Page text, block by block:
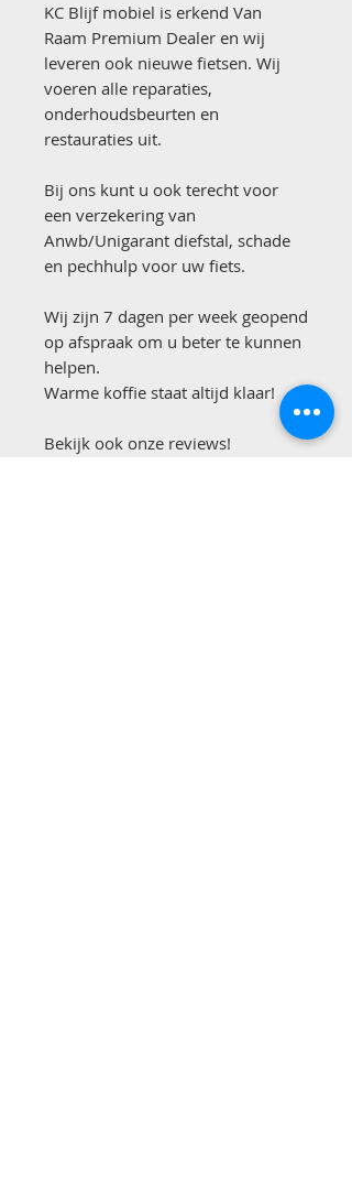
KC Blijf mobiel is erkend Van
Raam Premium Dealer en wij
leveren ook nieuwe fietsen. Wij
voeren alle reparaties,
onderhoudsbeurten en
restauraties uit.
Bij ons kunt u ook terecht voor
een verzekering van
Anwb/Unigarant diefstal, schade
en pechhulp voor uw fiets.
Wij zijn 7 dagen per week geopend
op afspraak om u beter te kunnen
helpen.
Warme koffie staat altijd klaar!
Bekijk ook onze reviews!